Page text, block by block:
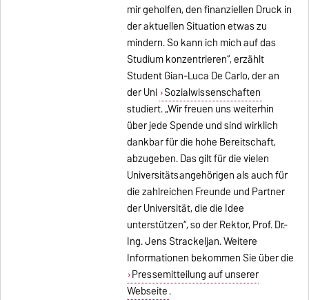
mir geholfen, den finanziellen Druck in
der aktuellen Situation etwas zu
mindern. So kann ich mich auf das
Studium konzentrieren“, erzählt
Student Gian-Luca De Carlo, der an
der Uni Sozialwissenschaften
studiert. „Wir freuen uns weiterhin
über jede Spende und sind wirklich
dankbar für die hohe Bereitschaft,
abzugeben. Das gilt für die vielen
Universitätsangehörigen als auch für
die zahlreichen Freunde und Partner
der Universität, die die Idee
unterstützen“, so der Rektor, Prof. Dr.-
Ing. Jens Strackeljan. Weitere
Informationen bekommen Sie über die
Pressemitteilung auf unserer
Webseite.